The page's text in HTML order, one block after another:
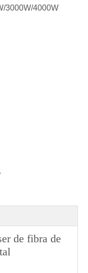
3000W/4000W
de fibra de